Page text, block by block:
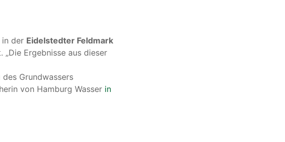
in der Eidelstedter Feldmark
Ergebnisse aus dieser
Grundwassers
von Hamburg Wasser in